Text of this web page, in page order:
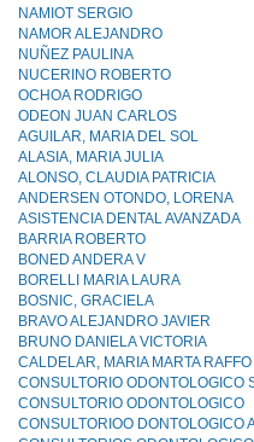
NAMIOT SERGIO
NAMOR ALEJANDRO
NUÑEZ PAULINA
NUCERINO ROBERTO
OCHOA RODRIGO
ODEON JUAN CARLOS
AGUILAR, MARIA DEL SOL
ALASIA, MARIA JULIA
ALONSO, CLAUDIA PATRICIA
ANDERSEN OTONDO, LORENA
ASISTENCIA DENTAL AVANZADA
BARRIA ROBERTO
BONED ANDERA V
BORELLI MARIA LAURA
BOSNIC, GRACIELA
BRAVO ALEJANDRO JAVIER
BRUNO DANIELA VICTORIA
CALDELAR, MARIA MARTA
CONSULTORIO ODONTOLOGICO
CONSULTORIO ODONTOLOGlCO
CONSULTORIOO DONTOLOGICO